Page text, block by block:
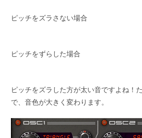
ピッチをズラさない場合
ピッチをずらした場合
ピッチをズラした方が太い音ですよね！
で、音色が大きく変わります。